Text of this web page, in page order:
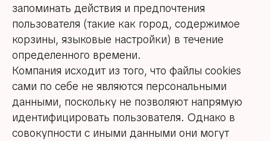
запоминать действия и предпочтения
пользователя (такие как город, содержимое
корзины, языковые настройки) в течение
определенного времени.
Компания исходит из того, что файлы cookies
сами по себе не являются персональными
данными, поскольку не позволяют напрямую
идентифицировать пользователя. Однако в
совокупности с иными данными они могут